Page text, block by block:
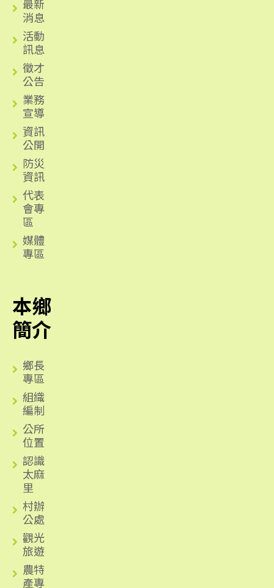
最新
消息
活動
訊息
徵才
公告
業務
宣導
資訊
公開
防災
資訊
代表
會專
區
媒體
專區
本鄉
簡介
鄉長
專區
組織
編制
公所
位置
認識
太麻
里
村辦
公處
觀光
旅遊
農特
產專